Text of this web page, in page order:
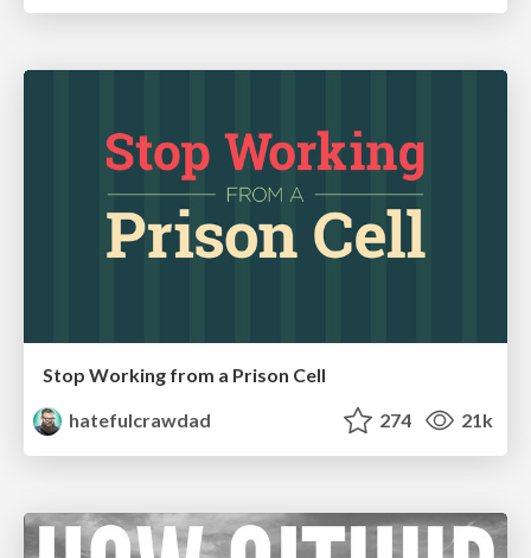
Stop Working from a Prison Cell
hatefulcrawdad
274 21k